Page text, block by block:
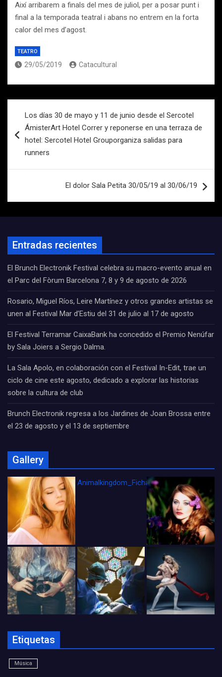
Així arribarem a finals del mes de juliol, per a posar punt i
final a la temporada teatral i abans no entrem en la forta
calor del mes d’agost.
TEATRO
29/05/2019 Catacultural
entradas
Los días 30 de mayo y 11 de junio desde el Sercotel
ÁmisterArt Hotel Correr y reponerse en una terraza de
hotel: Sercotel Hotel Grouporganiza salidas para
runners
El dolor Sala Petita 30/05/19 al 30/06/19
Entradas recientes
El Brunch Electronik Festival celebra su macro-evento anual en
el Parc del Fòrum Barcelona 7, 8 y 9 de agosto de 2026
Rosario, Miguel Ríos, Leire Martínez y otros grandes artistas se
unen al Festival Mar d’Estiu del 31 de julio al 17 de agosto
El Festival Terramar CaixaBank ha concedido el Premio Nenúfar
by Sala Joiers a Sergio Dalma.
La Sala Apolo, en colaboración con el Festival In-Edit, trae un
ciclo de cine este agosto, dedicado a explorar las historias
sobre la cultura de club
Brunch Electronik regresa a los Jardines de Joan Brossa entre
el 23 de agosto y el 13 de septiembre
Gallery
Animalkingdom_FichaCine
Etiquetas
Música